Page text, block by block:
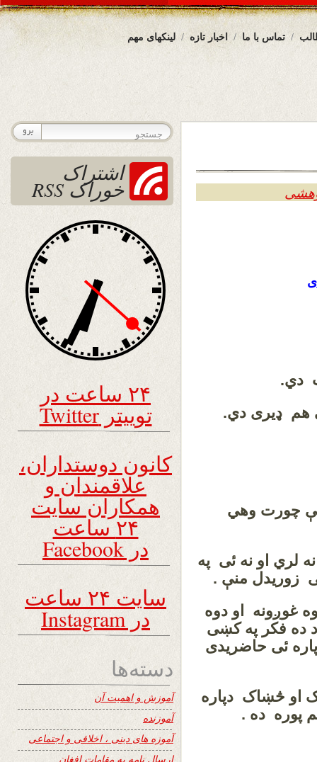
لینکهای مهم اخبار تازه تماس با ما
دي.
هم ډیری دي.
چورت وهي
لري او نه ئی په
زوریدل منې .
غوږونه او دوه
فکر په کښی
ئی حاضریدی
او څښاک دپاره
پوره ده .
اشتراک
خوراک RSS
۲۴ ساعت در
توییتر Twitter
کانون دوستداران،
علاقمندان و
همکاران سایت
۲۴ ساعت
در Facebook
سایت ۲۴ ساعت
در Instagram
دسته‌ها
آموزش و اهمیت آن
آموزنده
آموزه های دینی ، اخلاقی و اجتماعی
ارسال نامه به مقامات افغان